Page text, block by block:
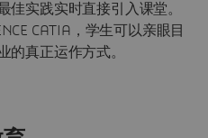
佳实践实时直接引入课堂。
CATIA，学生可以亲眼目
的真正运作方式。